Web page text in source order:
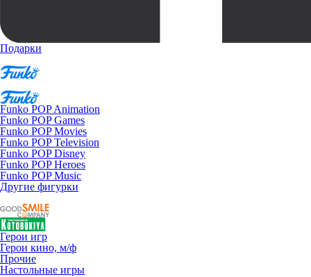
Подарки
Funko POP Animation
Funko POP Games
Funko POP Movies
Funko POP Television
Funko POP Disney
Funko POP Heroes
Funko POP Music
Другие фигурки
Герои игр
Герои кино, м/ф
Прочие
Настольные игры